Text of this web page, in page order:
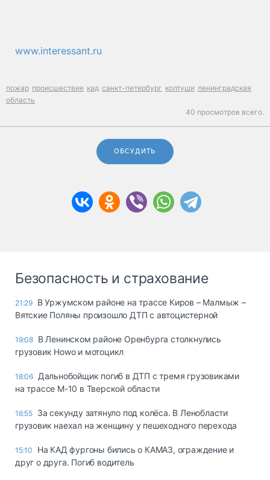
www.interessant.ru
пожар происшествие кад санкт-петербург колтуши ленинградская
область
40 просмотров всего.
ОБСУДИТЬ
Безопасность и страхование
21:29 В Уржумском районе на трассе Киров – Малмыж –
Вятские Поляны произошло ДТП с автоцистерной
19:08 В Ленинском районе Оренбурга столкнулись
грузовик Howo и мотоцикл
18:06 Дальнобойщик погиб в ДТП с тремя грузовиками
на трассе М-10 в Тверской области
16:55 За секунду затянуло под колёса. В Ленобласти
грузовик наехал на женщину у пешеходного перехода
15:10
На КАД фургоны бились о КАМАЗ, ограждение и
друг о друга. Погиб водитель